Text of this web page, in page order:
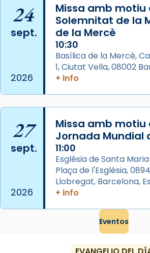
Memòria de les santes
Semproniana, verges i màrtirs.
Acompanyant la història de
partir de l’Edat Mitjana
que les santes Juliana
que les santes són filles de
Mataró en reivindicarà les
...Ver más
View on Facebook · Share
24
sept.
2026
Missa amb motiu
Solemnitat de la
de la Mercè
10:30
Basílica de la Mercè,
1, Ciutat Vella, 08002
+ info
27
sept.
2026
Missa amb motiu
Jornada Mundial
11:00
Església de Santa
Plaça de l'Església,
Llobregat, Barcelona,
+ info
Eventos